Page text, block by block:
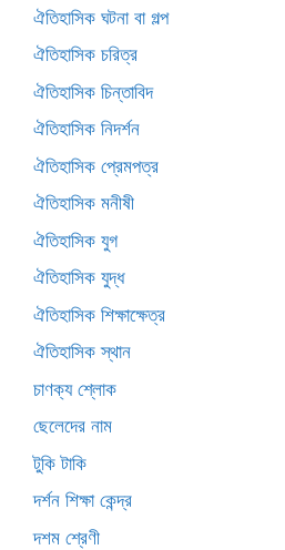
ঐতিহাসিক ঘটনা বা গল্প
ঐতিহাসিক চরিত্র
ঐতিহাসিক চিন্তাবিদ
ঐতিহাসিক নিদর্শন
ঐতিহাসিক প্রেমপত্র
ঐতিহাসিক মনীষী
ঐতিহাসিক যুগ
ঐতিহাসিক যুদ্ধ
ঐতিহাসিক শিক্ষাক্ষেত্র
ঐতিহাসিক স্থান
চাণক্য শ্লোক
ছেলেদের নাম
টুকি টাকি
দর্শন শিক্ষা কেন্দ্র
দশম শ্রেণী